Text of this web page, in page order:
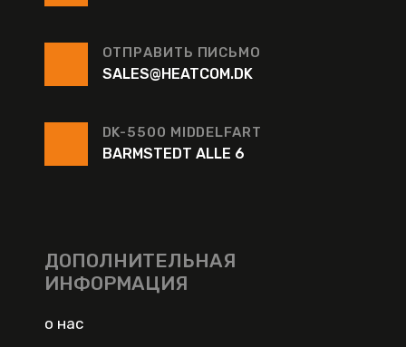
ОТПРАВИТЬ ПИСЬМО
SALES@HEATCOM.DK
DK-5500 MIDDELFART
BARMSTEDT ALLE 6
ДОПОЛНИТЕЛЬНАЯ
ИНФОРМАЦИЯ
о нас